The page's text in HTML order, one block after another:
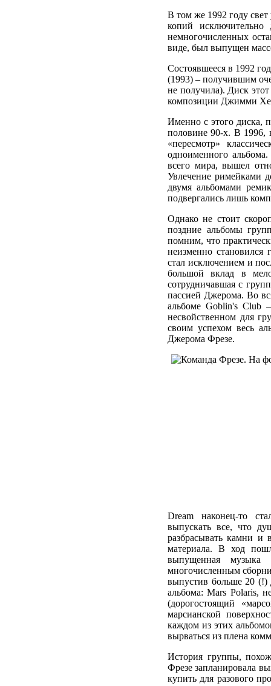
В том же 1992 году
копий
немногочисленных
виде, был выпущен
Состоявшееся в 1992
(1993) – получившим
не получила). Диск
композиции Джимми
Именно с этого диска,
половине 90-х. В 1996,
«пересмотр»
одноименного
всего мира, вышел
Увлечение римейками
двумя альбомами
подвергались лишь
Однако не стоит
поздние альбомы
помним, что
неизменно становился
стал исключением и
большой вклад в
сотрудничавшая с
пассией Джерома. Во
альбоме Goblin's Club
несвойственном для
своим успехом весь
Джерома Фрезе.
Dream наконец-то
выпускать все, что
разбрасывать камни и
материала. В ход
выпущенная
многочисленным
выпустив больше 20 (!)
альбома: Mars Polaris,
(дорогостоящий
марсианской
каждом из этих
вырваться из плена
История группы,
Фрезе запланировала
купить для разового